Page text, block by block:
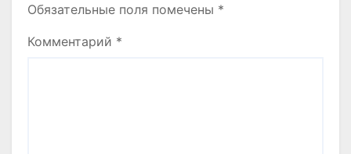
Обязательные поля помечены *
Комментарий *